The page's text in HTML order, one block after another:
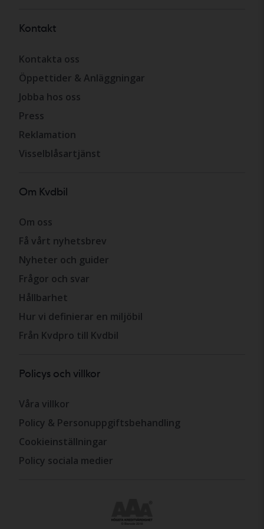
Kontakt
Kontakta oss
Öppettider & Anläggningar
Jobba hos oss
Press
Reklamation
Visselblåsartjänst
Om Kvdbil
Om oss
Få vårt nyhetsbrev
Nyheter och guider
Frågor och svar
Hållbarhet
Hur vi definierar en miljöbil
Från Kvdpro till Kvdbil
Policys och villkor
Våra villkor
Policy & Personuppgiftsbehandling
Cookieinställningar
Policy sociala medier